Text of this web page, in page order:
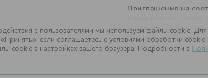
, доб. 113
Techart_CaseStudy
Приглашения на
ждем на
Политика в
данных
с пользователями мы используем файлы cookie.
если соглашаетесь с условиями обработки
cookie в настройках вашего браузера. Подробности в